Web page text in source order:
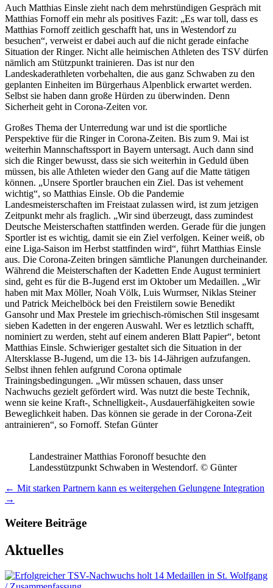
Auch Matthias Einsle zieht nach dem mehrstündigen Gespräch mit
Matthias Fornoff ein mehr als positives Fazit: „Es war toll, dass es
Matthias Fornoff zeitlich geschafft hat, uns in Westendorf zu
besuchen“, verweist er dabei auch auf die nicht gerade einfache
Situation der Ringer. Nicht alle heimischen Athleten des TSV dürfen
nämlich am Stützpunkt trainieren. Das ist nur den
Landeskaderathleten vorbehalten, die aus ganz Schwaben zu den
geplanten Einheiten im Bürgerhaus Alpenblick erwartet werden.
Selbst sie haben dann große Hürden zu überwinden. Denn
Sicherheit geht in Corona-Zeiten vor.
Großes Thema der Unterredung war und ist die sportliche
Perspektive für die Ringer in Corona-Zeiten. Bis zum 9. Mai ist
weiterhin Mannschaftssport in Bayern untersagt. Auch dann sind
sich die Ringer bewusst, dass sie sich weiterhin in Geduld üben
müssen, bis alle Athleten wieder den Gang auf die Matte tätigen
können. „Unsere Sportler brauchen ein Ziel. Das ist vehement
wichtig“, so Matthias Einsle. Ob die Pandemie
Landesmeisterschaften im Freistaat zulassen wird, ist zum jetzigen
Zeitpunkt mehr als fraglich. „Wir sind überzeugt, dass zumindest
Deutsche Meisterschaften stattfinden werden. Gerade für die jungen
Sportler ist es wichtig, damit sie ein Ziel verfolgen. Keiner weiß, ob
eine Liga-Saison im Herbst stattfinden wird“, führt Matthias Einsle
aus. Die Corona-Zeiten bringen sämtliche Planungen durcheinander.
Während die Meisterschaften der Kadetten Ende August terminiert
sind, geht es für die B-Jugend erst im Oktober um Medaillen. „Wir
haben mit Max Möller, Noah Völk, Luis Wurmser, Niklas Steiner
und Patrick Meichelböck bei den Freistilern sowie Benedikt
Gansohr und Max Prestele im griechisch-römischen Stil insgesamt
sieben Kadetten in der engeren Auswahl. Wer es letztlich schafft,
nominiert zu werden, steht auf einem anderen Blatt Papier“, betont
Matthias Einsle. Schwieriger gestaltet sich die Situation in der
Altersklasse B-Jugend, um die 13- bis 14-Jährigen aufzufangen.
Selbst ihnen fehlen aufgrund Corona optimale
Trainingsbedingungen. „Wir müssen schauen, dass unser
Nachwuchs gezielt gefördert wird. Was nutzt die beste Technik,
wenn sie keine Kraft-, Schnelligkeit-, Ausdauerfähigkeiten sowie
Beweglichkeit haben. Das können sie gerade in der Corona-Zeit
antrainieren“, so Fornoff. Stefan Günter
Landestrainer Matthias Foronoff besuchte den
Landesstützpunkt Schwaben in Westendorf. © Günter
← Mit starken Partnern kann es weitergehen Gelungene Integration
→
Weitere Beiträge
Aktuelles